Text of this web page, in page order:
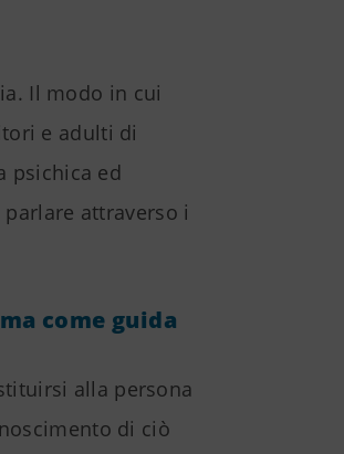
Il modo in cui
e adulti di
psichica ed
attraverso i
come guida
alla persona
di ciò